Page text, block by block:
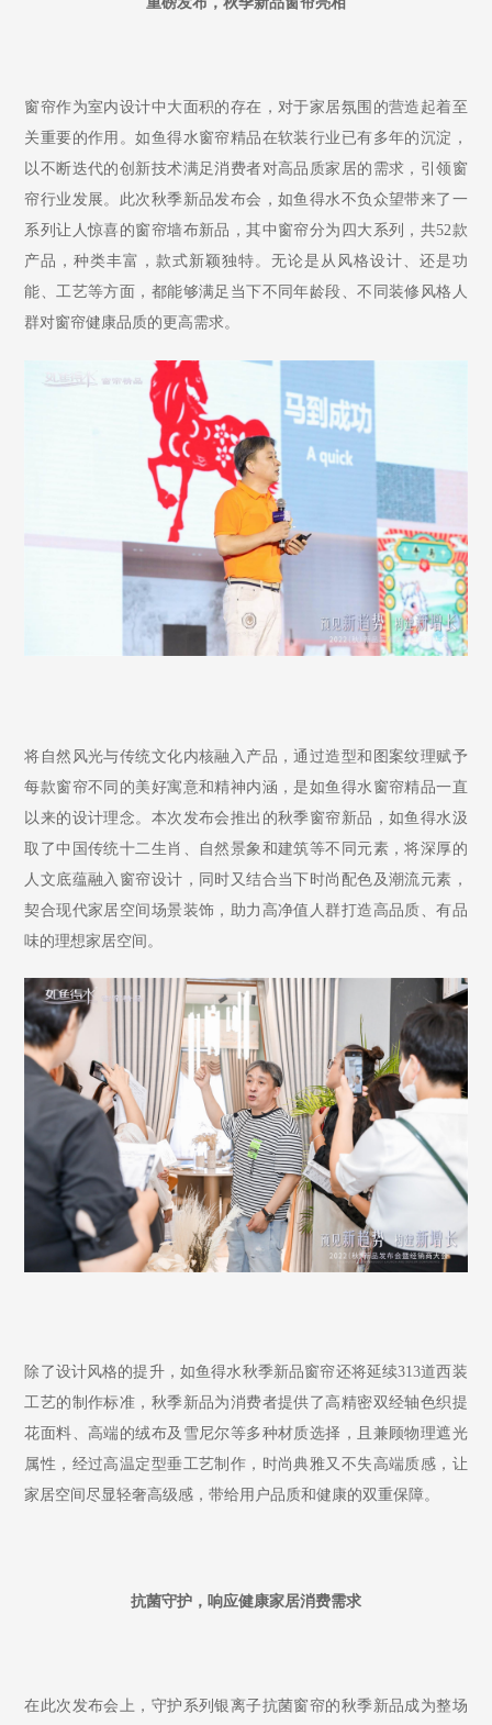
窗帘作为室内设计中大面积的存在，对于家居氛围的营造起着至
关重要的作用。如鱼得水窗帘精品在软装行业已有多年的沉淀，
以不断迭代的创新技术满足消费者对高品质家居的需求，引领窗
帘行业发展。此次秋季新品发布会，如鱼得水不负众望带来了一
系列让人惊喜的窗帘墙布新品，其中窗帘分为四大系列，共52款
产品，种类丰富，款式新颖独特。无论是从风格设计、还是功
能、工艺等方面，都能够满足当下不同年龄段、不同装修风格人
群对窗帘健康品质的更高需求。
将自然风光与传统文化内核融入产品，通过造型和图案纹理赋予
每款窗帘不同的美好寓意和精神内涵，是如鱼得水窗帘精品一直
以来的设计理念。本次发布会推出的秋季窗帘新品，如鱼得水汲
取了中国传统十二生肖、自然景象和建筑等不同元素，将深厚的
人文底蕴融入窗帘设计，同时又结合当下时尚配色及潮流元素，
契合现代家居空间场景装饰，助力高净值人群打造高品质、有品
味的理想家居空间。
除了设计风格的提升，如鱼得水秋季新品窗帘还将延续313道西装
工艺的制作标准，秋季新品为消费者提供了高精密双经轴色织提
花面料、高端的绒布及雪尼尔等多种材质选择，且兼顾物理遮光
属性，经过高温定型垂工艺制作，时尚典雅又不失高端质感，让
家居空间尽显轻奢高级感，带给用户品质和健康的双重保障。
抗菌守护，响应健康家居消费需求
在此次发布会上，守护系列银离子抗菌窗帘的秋季新品成为整场